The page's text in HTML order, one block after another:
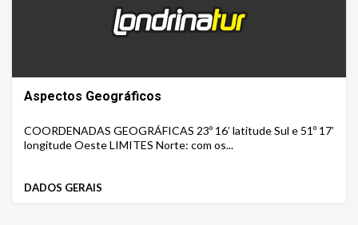
Aspectos Geográficos
COORDENADAS GEOGRÁFICAS 23º 16’ latitude Sul e 51º 17’
longitude Oeste LIMITES Norte: com os...
DADOS GERAIS